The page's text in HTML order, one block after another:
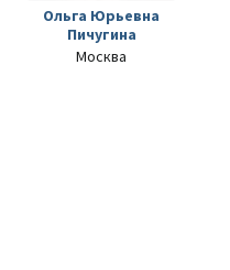
Ольга Юрьевна
Пичугина
Москва